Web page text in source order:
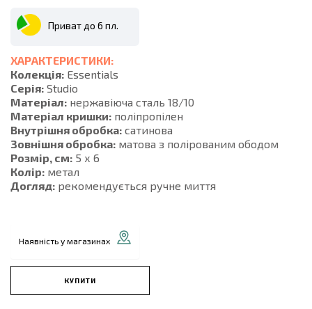
Приват до 6 пл.
ХАРАКТЕРИСТИКИ:
Колекція: Essentials
Серія: Studio
Матеріал: нержавіюча сталь 18/10
Матеріал кришки: поліпропілен
Внутрішня обробка: сатинова
Зовнішня обробка: матова з полірованим ободом
Розмір, см: 5 х 6
Колір: метал
Догляд: рекомендується ручне миття
Наявність у магазинах
КУПИТИ